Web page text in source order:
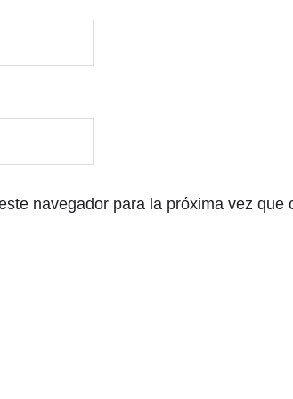
navegador para la próxima vez que